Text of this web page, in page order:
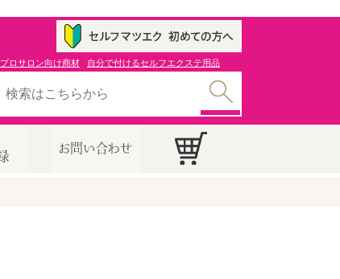
プロサロン向け商材 自分で付けるセルフエクステ用品